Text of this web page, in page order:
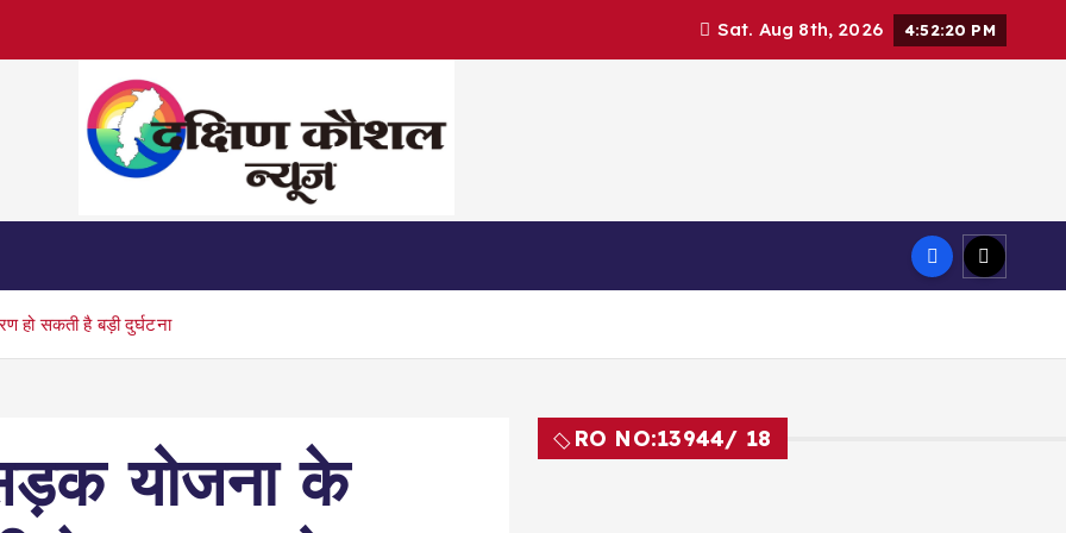
Sat. Aug 8th, 2026 4:52:21 PM
हो सकती है बड़ी दुर्घटना
योजना के
RO NO:13944/ 18